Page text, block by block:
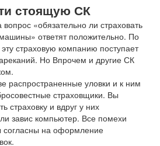
стоящую СК
«обязательно ли страховать
ответят положительно. По
страховую компанию поступает
Но Впрочем и другие СК
распространенные уловки и к ним
страховщики. Вы
страховку и вдруг у них
завис компьютер. Все помехи
согласны на оформление